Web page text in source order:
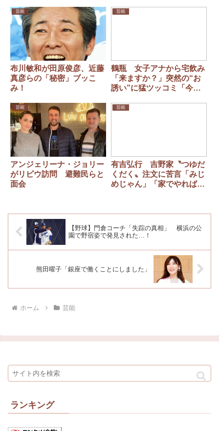
違反の疑い 同居の20代女
芸能
布川敏和が田原俊彦、近藤
真彦らの「秘密」ブッこ
み！
芸能
鶴瓶 女子アナから宅飲み
「来ますか？」突然の“お
誘い”に猛ツッコミ「今微
れ」
芸能
アンジェリーナ・ジョリー
がリビウ訪問 避難民らと
面会
芸能
有吉弘行 吉野家〝つゆだ
くだく〟注文に苦言「みじ
めじゃん」「家でやれば？
【野球】門倉コーチ「失踪の真相」 横浜の公
園で野宿姿で発見された…！
熊田曜子「銀座で働くことにしました」
ホーム 芸能
ランキング